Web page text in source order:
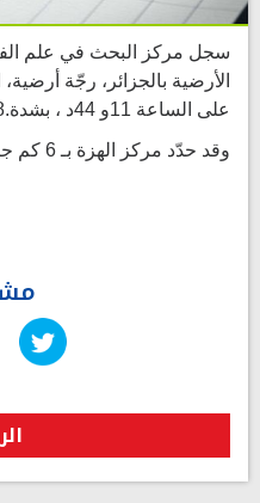
سجل مركز البحث في علم الفلك
على الساعة 11و 44د ، بشدة.3.8 درجات على سلم ريشتر.
وقد حدّد مركز الهزة بـ 6 كم جنوب غرب عين جاسر ولاية باتنة.